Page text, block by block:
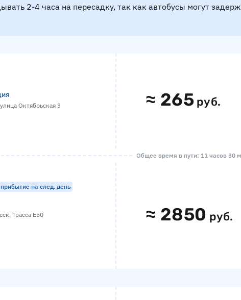
2-4 часа на пересадку, так как автобусы могут
Октябрьская 3 ≈ 265 руб.
Общее время в пути: 11 часов 30
прибытие на след. день
Трасса Е50 ≈ 2850 руб.